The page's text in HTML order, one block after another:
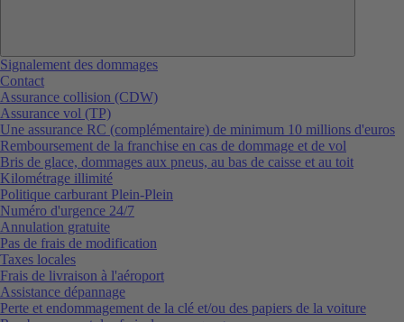
Signalement des dommages
Contact
Assurance collision (CDW)
Assurance vol (TP)
Une assurance RC (complémentaire) de minimum 10 millions d'euros
Remboursement de la franchise en cas de dommage et de vol
Bris de glace, dommages aux pneus, au bas de caisse et au toit
Kilométrage illimité
Politique carburant Plein-Plein
Numéro d'urgence 24/7
Annulation gratuite
Pas de frais de modification
Taxes locales
Frais de livraison à l'aéroport
Assistance dépannage
Perte et endommagement de la clé et/ou des papiers de la voiture